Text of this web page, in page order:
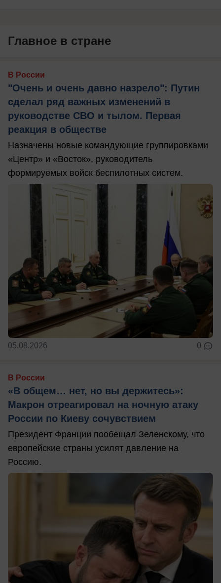
Главное в стране
В России
"Очень и очень давно назрело": Путин
сделал ряд важных изменений в
руководстве СВО и тылом. Первая
реакция в обществе
Назначены новые командующие группировками
«Центр» и «Восток», руководитель
формируемых войск беспилотных систем.
05.08.2026 0
В России
«В общем… нет, но вы держитесь»:
Макрон отреагировал на ночную атаку
России по Киеву сочувствием
Президент Франции пообещал Зеленскому, что
европейские страны усилят давление на
Россию.